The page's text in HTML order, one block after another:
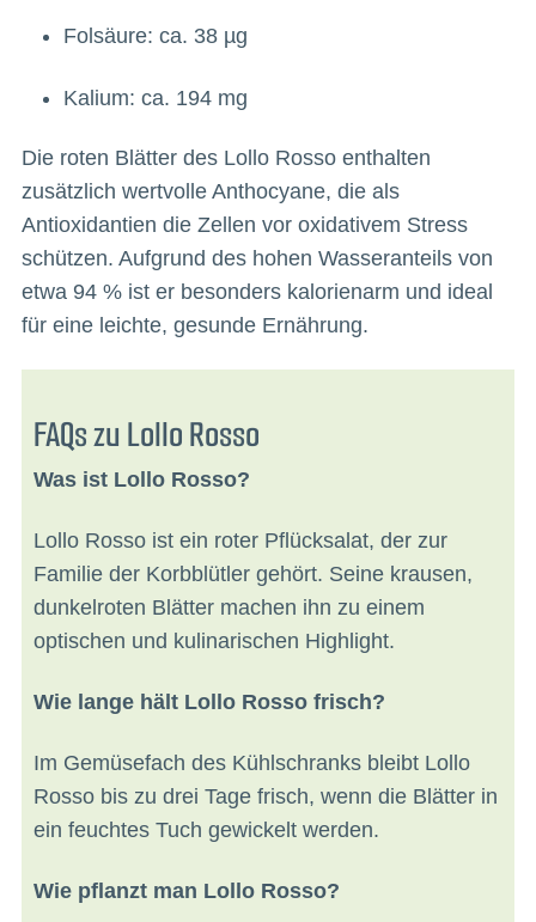
Folsäure: ca. 38 µg
Kalium: ca. 194 mg
Die roten Blätter des Lollo Rosso enthalten
zusätzlich wertvolle Anthocyane, die als
Antioxidantien die Zellen vor oxidativem Stress
schützen. Aufgrund des hohen Wasseranteils von
etwa 94 % ist er besonders kalorienarm und ideal
für eine leichte, gesunde Ernährung.
FAQs zu Lollo Rosso
Was ist Lollo Rosso?
Lollo Rosso ist ein roter Pflücksalat, der zur
Familie der Korbblütler gehört. Seine krausen,
dunkelroten Blätter machen ihn zu einem
optischen und kulinarischen Highlight.
Wie lange hält Lollo Rosso frisch?
Im Gemüsefach des Kühlschranks bleibt Lollo
Rosso bis zu drei Tage frisch, wenn die Blätter in
ein feuchtes Tuch gewickelt werden.
Wie pflanzt man Lollo Rosso?